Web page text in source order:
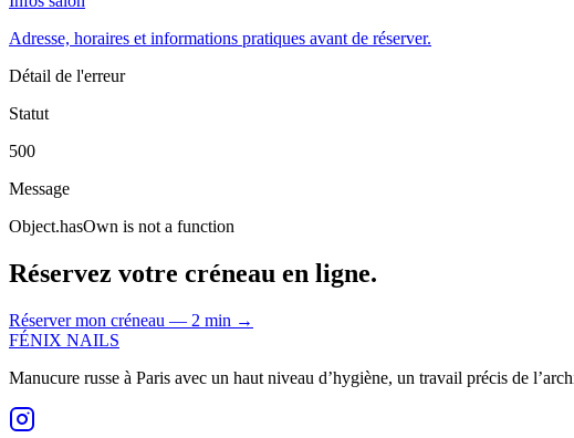
Adresse, horaires et informations pratiques avant de réserver.
Détail de l'erreur
Statut
500
Message
Object.hasOwn is not a function
Réservez votre créneau en ligne.
Réserver mon créneau — 2 min →
FÉNIX NAILS
Manucure russe à Paris avec un haut niveau d’hygiène, un travail précis de